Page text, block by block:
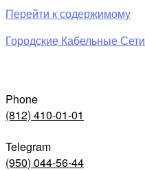
Перейти к содержимому
Городские Кабельные Сети
Phone
(812) 410-01-01
Telegram
(950) 044-56-44